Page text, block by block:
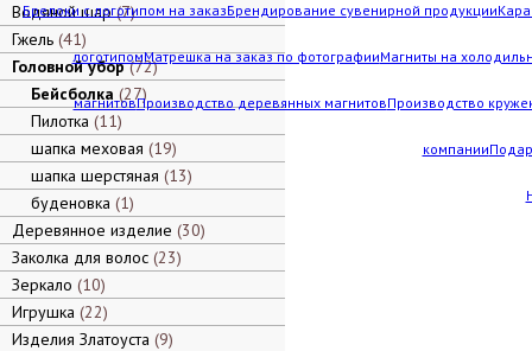
Брелоки с логотипом на заказБрендирование сувенирной продукции
логотипомМатрешка на заказ по фотографииМагниты на
магнитовПроизводство деревянных магнитовПроизводство
компании
Водяной шар 7
Гжель 41
Головной убор 72
Бейсболка 27
Пилотка 11
шапка меховая 19
шапка шерстяная 13
буденовка 1
Деревянное изделие 30
Заколка для волос 23
Зеркало 10
Игрушка 22
Изделия Златоуста 9